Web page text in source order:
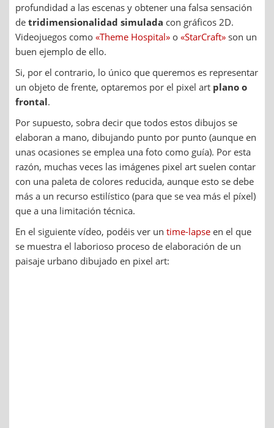
profundidad a las escenas y obtener una falsa sensación
de tridimensionalidad simulada con gráficos 2D.
Videojuegos como «Theme Hospital» o «StarCraft» son un
buen ejemplo de ello.
Si, por el contrario, lo único que queremos es representar
un objeto de frente, optaremos por el pixel art plano o
frontal.
Por supuesto, sobra decir que todos estos dibujos se
elaboran a mano, dibujando punto por punto (aunque en
unas ocasiones se emplea una foto como guía). Por esta
razón, muchas veces las imágenes pixel art suelen contar
con una paleta de colores reducida, aunque esto se debe
más a un recurso estilístico (para que se vea más el píxel)
que a una limitación técnica.
En el siguiente vídeo, podéis ver un time-lapse en el que
se muestra el laborioso proceso de elaboración de un
paisaje urbano dibujado en pixel art: